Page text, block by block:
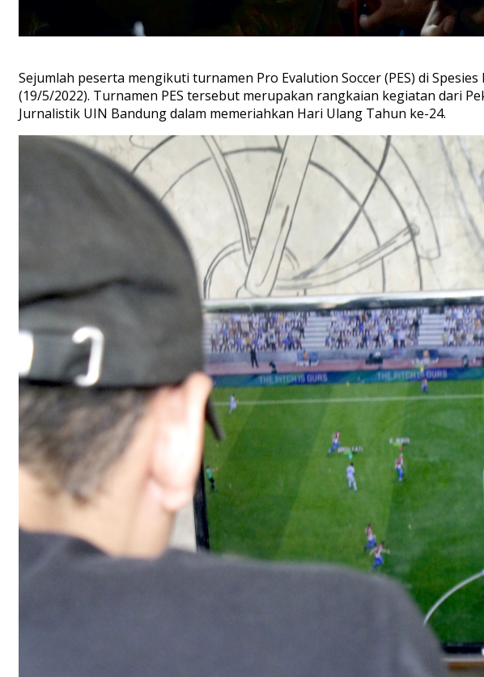
Sejumlah peserta mengikuti turnamen Pro Evalution Soccer (PES) di
(19/5/2022). Turnamen PES tersebut merupakan rangkaian kegiatan dari
Jurnalistik UIN Bandung dalam memeriahkan Hari Ulang Tahun ke-24.